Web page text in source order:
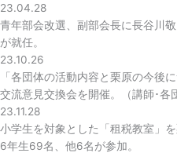
23.04.28
青年部会改選、副部会長に長谷川
が就任。
23.10.26
「各団体の活動内容と栗原の今後
交流意見交換会を開催。（講師･各
23.11.28
小学生を対象とした「租税教室」
6年生69名、他6名が参加。